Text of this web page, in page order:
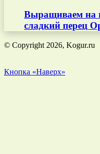
Выращиваем на
сладкий перец
© Copyright 2026, Kogur.ru
Кнопка «Наверх»